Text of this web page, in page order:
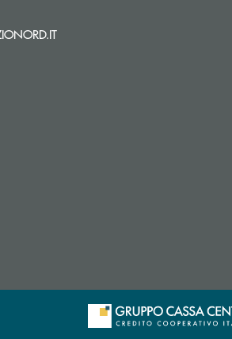
l’app di posta elettronica)
(si apre l’app di posta elettronica)